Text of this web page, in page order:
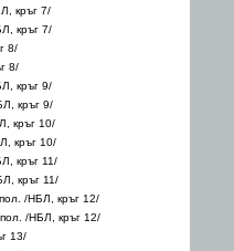
кръг 7/
кръг 7/
8/
8/
кръг 9/
кръг 9/
кръг 10/
кръг 10/
кръг 11/
кръг 11/
/НБЛ, кръг 12/
/НБЛ, кръг 12/
13/